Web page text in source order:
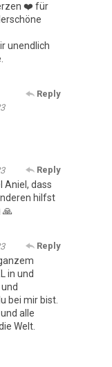
❤️ für
unendlich
Reply
Reply
Aniel, dass
hilfst
🙏
Reply
in und
bei mir bist.
alle
Welt.